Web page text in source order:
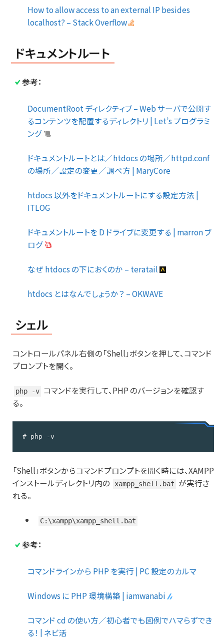
How to allow access to an external IP besides
localhost? – Stack Overflow
ドキュメントルート
参考：
DocumentRoot ディレクティブ – Web サーバで公開す
るコンテンツを配置するディレクトリ | Let’s プログラミ
ング
ドキュメントルートとは／htdocs の場所／httpd.conf
の場所／設定の変更／調べ方 | MaryCore
htdocs 以外をドキュメントルートにする設定方法 |
ITLOG
ドキュメントルートを D ドライブに変更する | marron ブ
ログ
なぜ htdocs の下におくのか – teratail
htdocs とはなんでしょうか？ – OKWAVE
シェル
コントロールパネル右側の「Shell」ボタンを押して、コマンド
プロンプトを開く。
php -v コマンドを実行して、PHP のバージョンを確認す
る。
# php -v
「Shell」ボタンからコマンドプロンプトを開く時には、XAMPP
インストールディレクトリ内の
xampp_shell.bat
が実行さ
れる。
C:\xampp\xampp_shell.bat
参考：
コマンドラインから PHP を実行 | PC 設定のカルマ
Windows に PHP 環境構築 | iamwanabi
コマンド cd の使い方／初心者でも図例でハマらずでき
る！ | ネビ活